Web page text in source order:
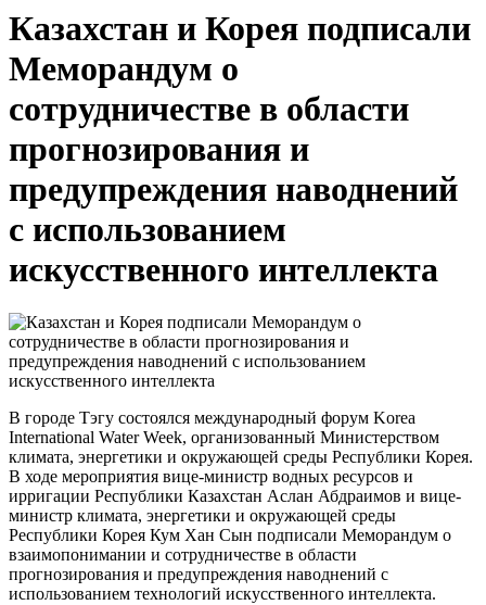
Казахстан и Корея подписали
Меморандум о
сотрудничестве в области
прогнозирования и
предупреждения наводнений
с использованием
искусственного интеллекта
В городе Тэгу состоялся международный форум Korea
International Water Week, организованный Министерством
климата, энергетики и окружающей среды Республики Корея.
В ходе мероприятия вице-министр водных ресурсов и
ирригации Республики Казахстан Аслан Абдраимов и вице-
министр климата, энергетики и окружающей среды
Республики Корея Кум Хан Сын подписали Меморандум о
взаимопонимании и сотрудничестве в области
прогнозирования и предупреждения наводнений с
использованием технологий искусственного интеллекта.